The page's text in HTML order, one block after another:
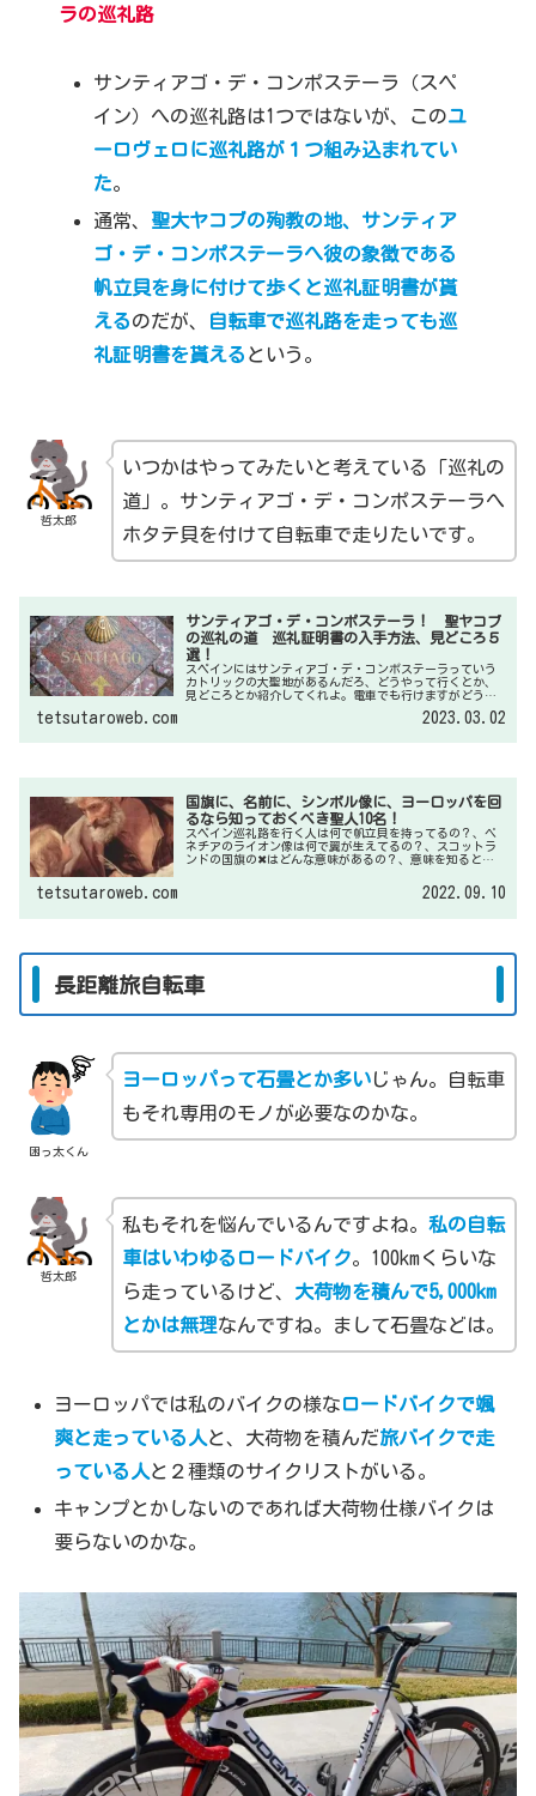
ラの巡礼路
サンティアゴ・デ・コンポステーラ（スペ
イン）への巡礼路は1つではないが、このユ
ーロヴェロに巡礼路が１つ組み込まれてい
た。
通常、 聖大ヤコブの殉教の地、サンティア
ゴ・デ・コンポステーラへ彼の象徴である
帆立貝を身に付けて歩くと巡礼証明書が貰
えるのだが、 自転車で巡礼路を走っても巡
礼証明書を貰える という。
哲太郎
いつかはやってみたいと考えている「巡礼の
道」。サンティアゴ・デ・コンポステーラへ
ホタテ貝を付けて自転車で走りたいです。
サンティアゴ・デ・コンポステーラ！ 聖ヤコブ
の巡礼の道 巡礼証明書の入手方法、見どころ５
選！
スペインにはサンティアゴ・デ・コンポステーラっていう
カトリックの大聖地があるんだろ、どうやって行くとか、
見どころとか紹介してくれよ。電車でも行けますがどうせ
いて巡礼証明書を貰いたいですね。証明書の貰い方も紹介
tetsutaroweb.com 2023.03.02
国旗に、名前に、シンボル像に、ヨーロッパを回
るなら知っておくべき聖人10名！
スペイン巡礼路を行く人は何で帆立貝を持ってるの？、ベ
ネチアのライオン像は何で翼が生えてるの？、スコットラ
ンドの国旗の✖はどんな意味があるの？、意味を知るとも
を辿ると結構、聖人をルーツとしていることが多いんだ。
ビートルズのメンバーの名前だって聖人から来てるって知
tetsutaroweb.com 2022.09.10
長距離旅自転車
困っ太くん
ヨーロッパって石畳とか多いじゃん。自転車
もそれ専用のモノが必要なのかな。
哲太郎
私もそれを悩んでいるんですよね。 私の自転
車はいわゆるロードバイク。100kmくらいな
ら走っているけど、 大荷物を積んで5,000km
とかは無理なんですね。まして石畳などは。
ヨーロッパでは私のバイクの様なロードバイクで颯
爽と走っている人 と、大荷物を積んだ旅バイクで走
っている人 と２種類のサイクリストがいる。
キャンプとかしないのであれば大荷物仕様バイクは
要らないのかな。